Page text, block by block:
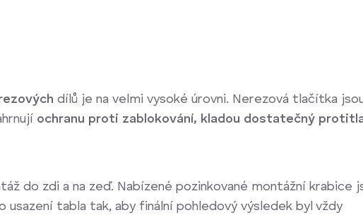
dílů je na velmi vysoké úrovni. Nerezová tlačítka
ochranu proti zablokování, kladou dostatečný
do zdi a na zeď. Nabízené pozinkované montážní krabice
tabla tak, aby finální pohledový výsledek byl vždy